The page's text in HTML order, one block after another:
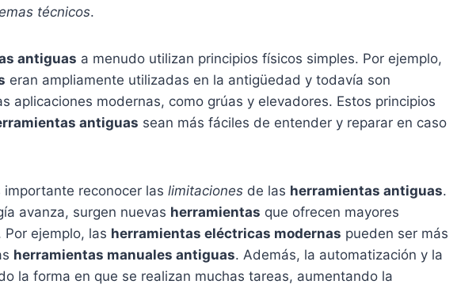
técnicos.
antiguas a menudo utilizan principios físicos simples. Por ejemplo,
eran ampliamente utilizadas en la antigüedad y todavía son
aplicaciones modernas, como grúas y elevadores. Estos principios
antiguas sean más fáciles de entender y reparar en caso
reconocer las limitaciones de las herramientas antiguas.
avanza, surgen nuevas herramientas que ofrecen mayores
ejemplo, las herramientas eléctricas modernas pueden ser más
herramientas manuales antiguas. Además, la automatización y la
la forma en que se realizan muchas tareas, aumentando la